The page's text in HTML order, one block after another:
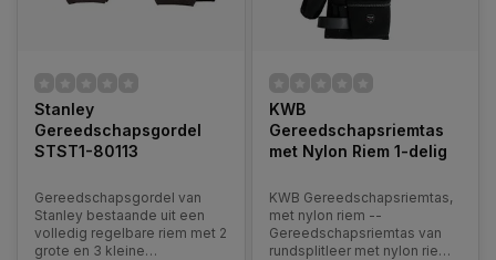
Stanley
Gereedschapsgordel
STST1-80113
Gereedschapsgordel van
Stanley bestaande uit een
volledig regelbare riem met 2
grote en 3 kleine
KWB
Gereedschapsriemtas
met Nylon Riem 1-delig
KWB Gereedschapsriemtas,
met nylon riem --
Gereedschapsriemtas van
rundsplitleer met nylon riem